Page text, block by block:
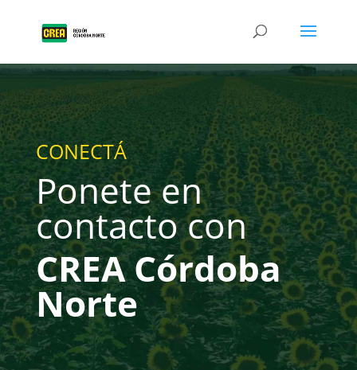
CONECTÁ
Ponete en
contacto con
CREA Córdoba
Norte